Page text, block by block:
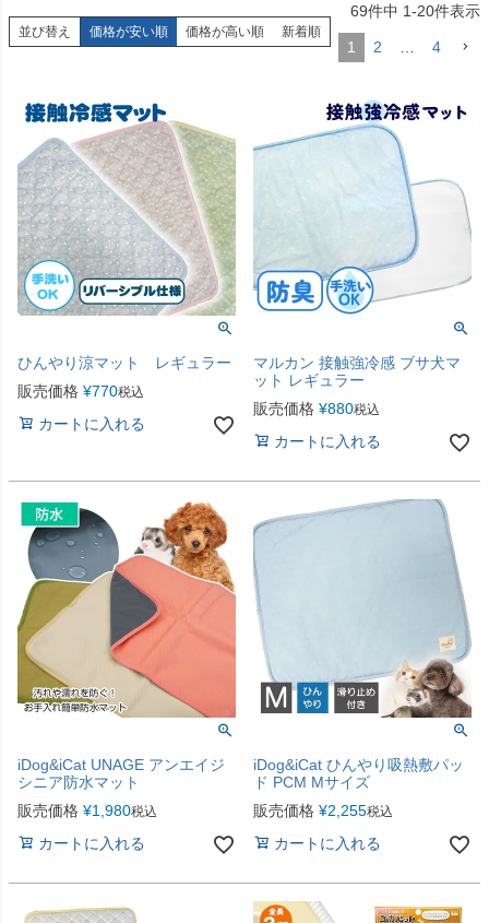
並び替え 価格が安い順 価格が高い順 新着順
69件中 1-20件表示
1 2 4
ひんやり涼マット レギュラー
販売価格 ¥770税込
カートに入れる
マルカン 接触強冷感 ブサ犬マ
ット レギュラー
販売価格 ¥880税込
カートに入れる
iDog&iCat UNAGE アンエイジ
シニア防水マット
販売価格 ¥1,980税込
カートに入れる
iDog&iCat ひんやり吸熱敷パッ
ド PCM Mサイズ
販売価格 ¥2,255税込
カートに入れる